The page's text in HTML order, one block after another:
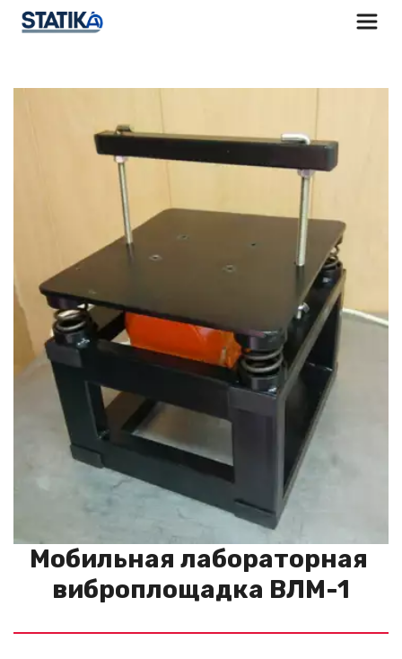
Мобильная лабораторная
виброплощадка ВЛМ-1